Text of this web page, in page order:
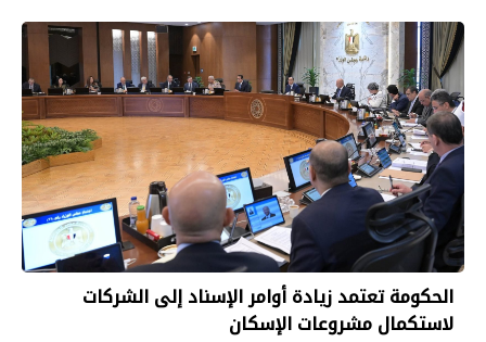
الحكومة تعتمد زيادة أوامر الإسناد إلى الشركات
لاستكمال مشروعات الإسكان